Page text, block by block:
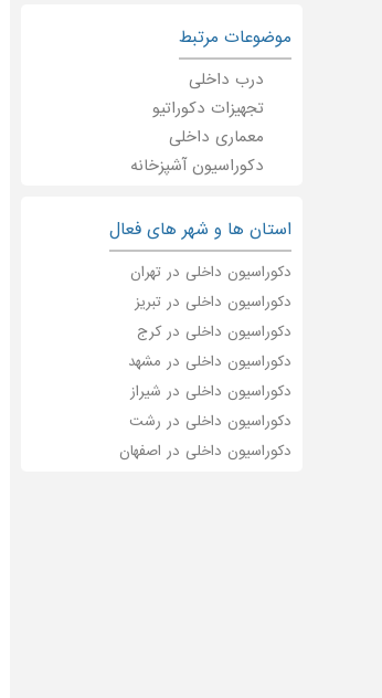
موضوعات مرتبط
درب داخلی
تجهیزات دکوراتیو
معماری داخلی
دکوراسیون آشپزخانه
استان ها و شهر های فعال
دکوراسیون داخلی در تهران
دکوراسیون داخلی در تبریز
دکوراسیون داخلی در کرج
دکوراسیون داخلی در مشهد
دکوراسیون داخلی در شیراز
دکوراسیون داخلی در رشت
دکوراسیون داخلی در اصفهان